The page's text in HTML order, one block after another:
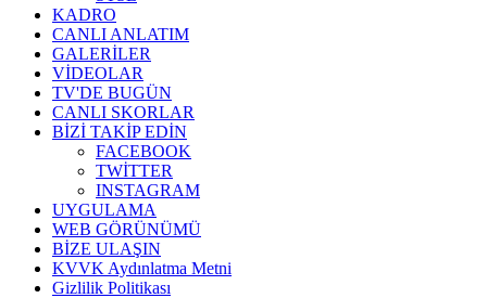
KADRO
CANLI ANLATIM
GALERİLER
VİDEOLAR
TV'DE BUGÜN
CANLI SKORLAR
BİZİ TAKİP EDİN
FACEBOOK
TWİTTER
INSTAGRAM
UYGULAMA
WEB GÖRÜNÜMÜ
BİZE ULAŞIN
KVVK Aydınlatma Metni
Gizlilik Politikası